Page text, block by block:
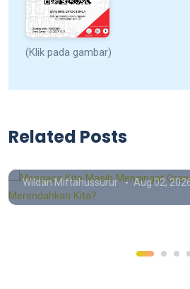
(Klik pada gambar)
Related Posts
Mengapa Kita Masih
Orang yang Pernah
Kita?
Wildan Miftahussurur Aug 02,